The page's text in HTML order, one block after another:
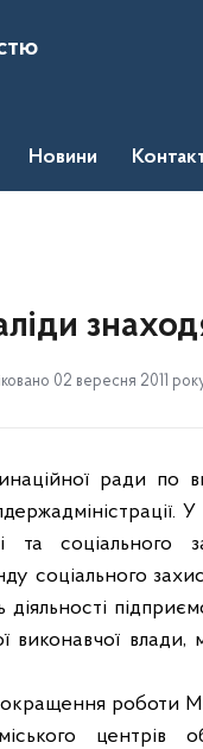
Новини
02 вересня 2011
ради по
соціального
соціального
діяльності
виконавчої
роботи
центрів